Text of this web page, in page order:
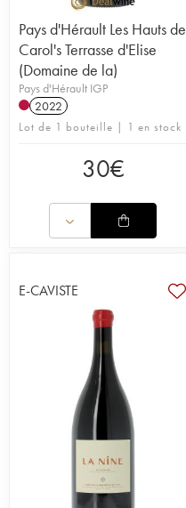
Pays d'Hérault Les Hauts de
Carol's Terrasse d'Elise
(Domaine de la)
Pays d'Hérault IGP
2022
Lot de 1 bouteille | 1 en stock
30€
E-CAVISTE